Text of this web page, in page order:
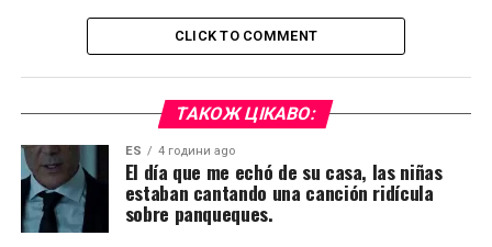
CLICK TO COMMENT
ТАКОЖ ЦІКАВО:
ES 4 години ago
El día que me echó de su casa, las niñas
estaban cantando una canción ridícula
sobre panqueques.